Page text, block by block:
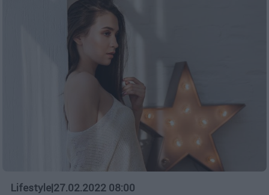
Lifestyle|27.02.2022 08:00